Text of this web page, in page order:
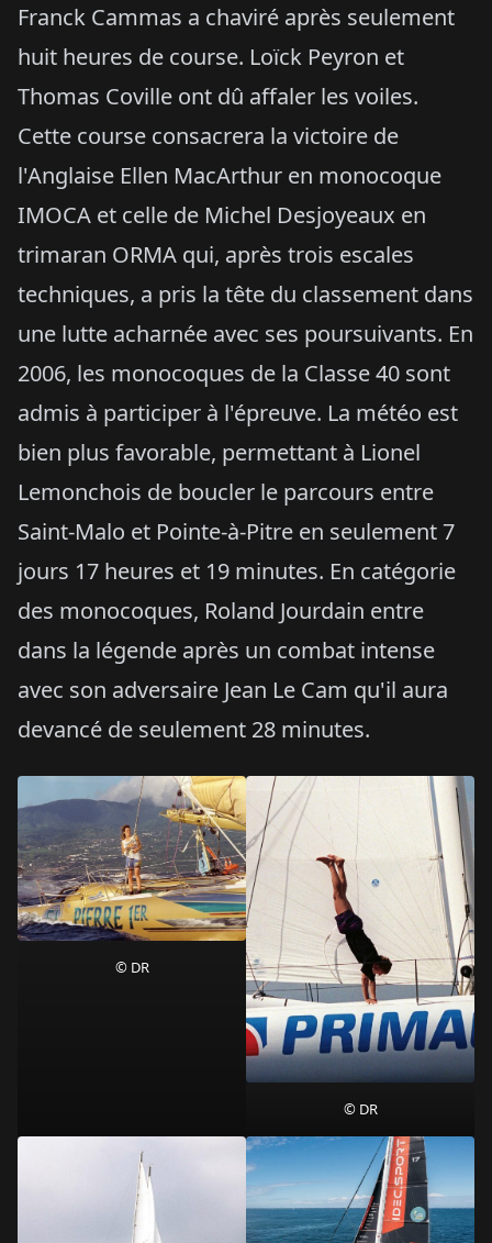
Franck Cammas a chaviré après seulement
huit heures de course. Loïck Peyron et
Thomas Coville ont dû affaler les voiles.
Cette course consacrera la victoire de
l'Anglaise Ellen MacArthur en monocoque
IMOCA et celle de Michel Desjoyeaux en
trimaran ORMA qui, après trois escales
techniques, a pris la tête du classement dans
une lutte acharnée avec ses poursuivants. En
2006, les monocoques de la Classe 40 sont
admis à participer à l'épreuve. La météo est
bien plus favorable, permettant à Lionel
Lemonchois de boucler le parcours entre
Saint-Malo et Pointe-à-Pitre en seulement 7
jours 17 heures et 19 minutes. En catégorie
des monocoques, Roland Jourdain entre
dans la légende après un combat intense
avec son adversaire Jean Le Cam qu'il aura
devancé de seulement 28 minutes.
© DR
© DR